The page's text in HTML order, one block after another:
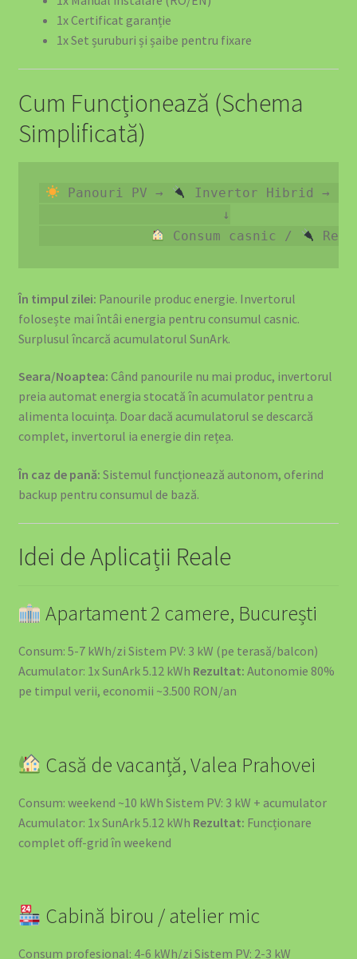
1x Certificat garanție
1x Set șuruburi și șaibe pentru fixare
Cum Funcționează (Schema
Simplificată)
Panouri PV → Invertor Hibrid →
                       ↓
Consum casnic /
În timpul zilei: Panourile produc energie. Invertorul
folosește mai întâi energia pentru consumul casnic.
Surplusul încarcă acumulatorul SunArk.
Seara/Noaptea: Când panourile nu mai produc, invertorul
preia automat energia stocată în acumulator pentru a
alimenta locuința. Doar dacă acumulatorul se descarcă
complet, invertorul ia energie din rețea.
În caz de pană: Sistemul funcționează autonom, oferind
backup pentru consumul de bază.
Idei de Aplicații Reale
Apartament 2 camere, București
Consum: 5-7 kWh/zi Sistem PV: 3 kW (pe terasă/balcon)
Acumulator: 1x SunArk 5.12 kWh Rezultat: Autonomie 80%
pe timpul verii, economii ~3.500 RON/an
Casă de vacanță, Valea Prahovei
Consum: weekend ~10 kWh Sistem PV: 3 kW + acumulator
Acumulator: 1x SunArk 5.12 kWh Rezultat: Funcționare
complet off-grid în weekend
Cabină birou / atelier mic
Consum profesional: 4-6 kWh/zi Sistem PV: 2-3 kW